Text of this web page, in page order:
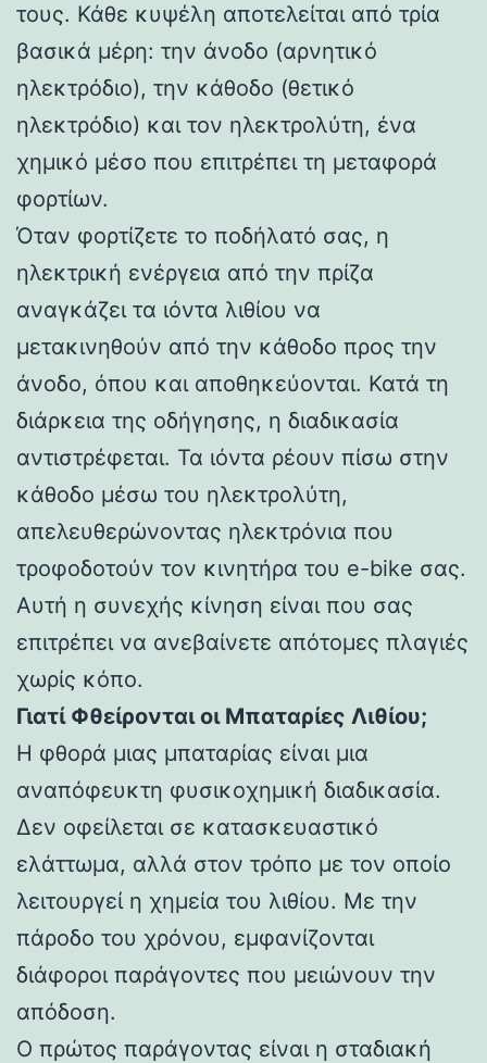
τους. Κάθε κυψέλη αποτελείται από τρία
βασικά μέρη: την άνοδο (αρνητικό
ηλεκτρόδιο), την κάθοδο (θετικό
ηλεκτρόδιο) και τον ηλεκτρολύτη, ένα
χημικό μέσο που επιτρέπει τη μεταφορά
φορτίων.
Όταν φορτίζετε το ποδήλατό σας, η
ηλεκτρική ενέργεια από την πρίζα
αναγκάζει τα ιόντα λιθίου να
μετακινηθούν από την κάθοδο προς την
άνοδο, όπου και αποθηκεύονται. Κατά τη
διάρκεια της οδήγησης, η διαδικασία
αντιστρέφεται. Τα ιόντα ρέουν πίσω στην
κάθοδο μέσω του ηλεκτρολύτη,
απελευθερώνοντας ηλεκτρόνια που
τροφοδοτούν τον κινητήρα του e-bike σας.
Αυτή η συνεχής κίνηση είναι που σας
επιτρέπει να ανεβαίνετε απότομες πλαγιές
χωρίς κόπο.
Γιατί Φθείρονται οι Μπαταρίες Λιθίου;
Η φθορά μιας μπαταρίας είναι μια
αναπόφευκτη φυσικοχημική διαδικασία.
Δεν οφείλεται σε κατασκευαστικό
ελάττωμα, αλλά στον τρόπο με τον οποίο
λειτουργεί η χημεία του λιθίου. Με την
πάροδο του χρόνου, εμφανίζονται
διάφοροι παράγοντες που μειώνουν την
απόδοση.
Ο πρώτος παράγοντας είναι η σταδιακή